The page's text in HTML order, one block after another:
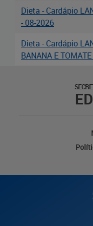
Dieta - Cardápio
- 08-2026
Dieta - Cardápio
BANANA E